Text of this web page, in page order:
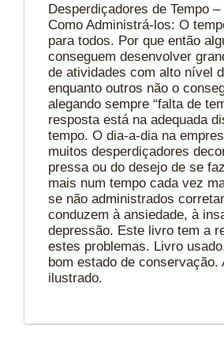
Desperdiçadores de Tempo
Como Administrá-los: O
para todos. Por que então
conseguem desenvolver
de atividades com alto nível
enquanto outros não o
alegando sempre “falta de
resposta está na adequada
tempo. O dia-a-dia na
muitos desperdiçadores
pressa ou do desejo de se
mais num tempo cada vez
se não administrados
conduzem à ansiedade, à
depressão. Este livro tem a
estes problemas. Livro
bom estado de conservação.
ilustrado.